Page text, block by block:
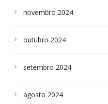
novembro 2024
outubro 2024
setembro 2024
agosto 2024